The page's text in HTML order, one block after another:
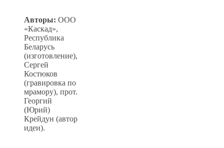
Авторы: ООО
«Каскад»,
Республика
Беларусь
(изготовление),
Сергей
Костюков
(гравировка по
мрамору), прот.
Георгий
(Юрий)
Крейдун (автор
идеи).